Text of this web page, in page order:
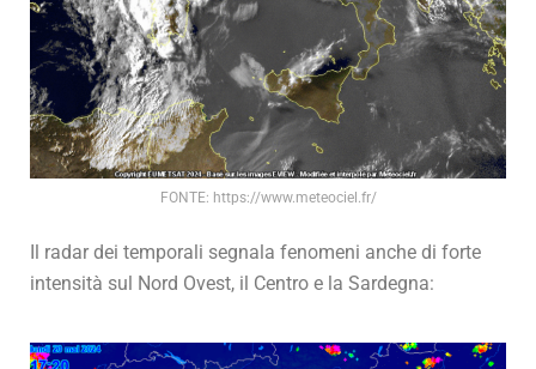
FONTE: https://www.meteociel.fr/
Il radar dei temporali segnala fenomeni anche di forte
intensità sul Nord Ovest, il Centro e la Sardegna: